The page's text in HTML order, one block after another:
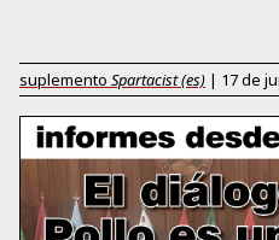
suplemento Spartacist (es) | 17 de